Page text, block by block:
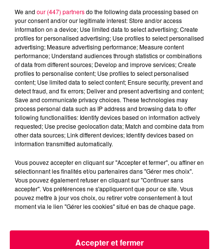
Flash infos
Crédit :Flash infos
podcasts/2024/02/DJMAG270224.mp3
We and our (447) partnersdo the following data processing based on
your consent and/or our legitimate interest: Store and/or access
information on a device; Use limited data to select advertising; Create
profiles for personalised advertising; Use profiles to select personalised
advertising; Measure advertising performance; Measure content
performance; Understand audiences through statistics or combinations
of data from different sources; Develop and improve services; Create
profiles to personalise content; Use profiles to select personalised
content; Use limited data to select content; Ensure security, prevent and
detect fraud, and fix errors; Deliver and present advertising and content;
Save and communicate privacy choices. These technologies may
process personal data such as IP address and browsing data to offer
following functionalities: Identify devices based on information actively
requested; Use precise geolocation data; Match and combine data from
other data sources; Link different devices; Identify devices based on
information transmitted automatically.
Vous pouvez accepter en cliquant sur "Accepter et fermer", ou affiner en
sélectionnant les finalités et/ou partenaires dans "Gérer mes choix".
Vous pouvez également refuser en cliquant sur "Continuer sans
accepter". Vos préférences ne s'appliqueront que pour ce site. Vous
pouvez mettre à jour vos choix, ou retirer votre consentement à tout
moment via le lien "Gérer les cookies" situé en bas de chaque page.
Accepter et fermer